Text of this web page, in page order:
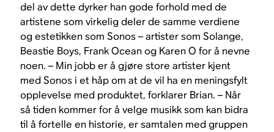
del av dette dyrker han gode forhold med de
artistene som virkelig deler de samme verdiene
og estetikken som Sonos – artister som Solange,
Beastie Boys, Frank Ocean og Karen O for å nevne
noen. – Min jobb er å gjøre store artister kjent
med Sonos i et håp om at de vil ha en meningsfylt
opplevelse med produktet, forklarer Brian. – Når
så tiden kommer for å velge musikk som kan bidra
til å fortelle en historie, er samtalen med gruppen